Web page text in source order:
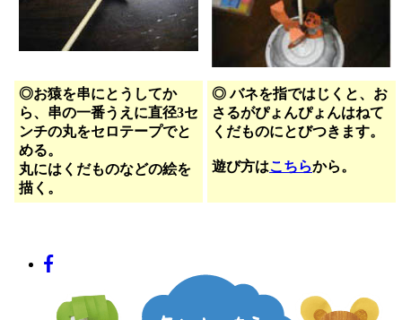
◎お猿を串にとうしてか
ら、串の一番うえに直径3セ
ンチの丸をセロテープでと
める。
丸にはくだものなどの絵を
描く。
◎ バネを指ではじくと、お
さるがぴょんぴょんはねて
くだものにとびつきます。
遊び方はこちらから。